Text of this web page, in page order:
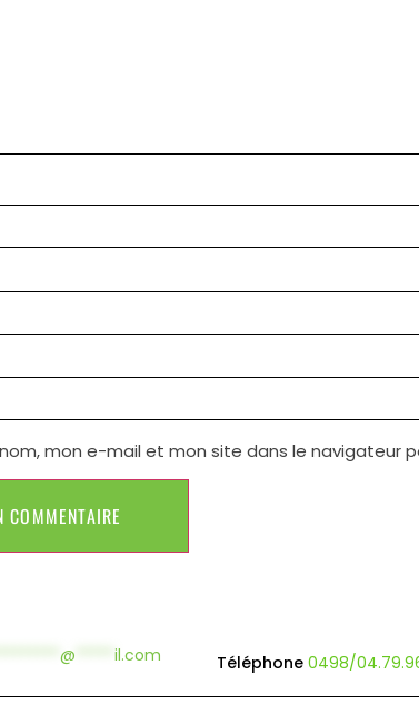
mon e-mail et mon site dans le navigateur
@ *****il.com Téléphone0498/